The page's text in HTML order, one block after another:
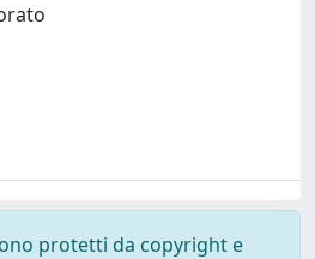
protetti da copyright e